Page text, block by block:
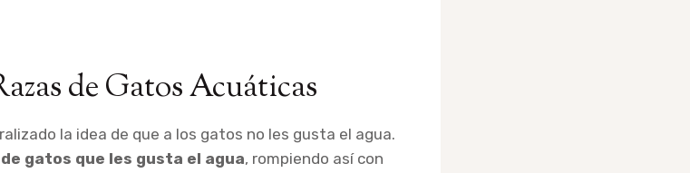
de Gatos Acuáticas
la idea de que a los gatos no les gusta el agua.
gatos que les gusta el agua, rompiendo así con